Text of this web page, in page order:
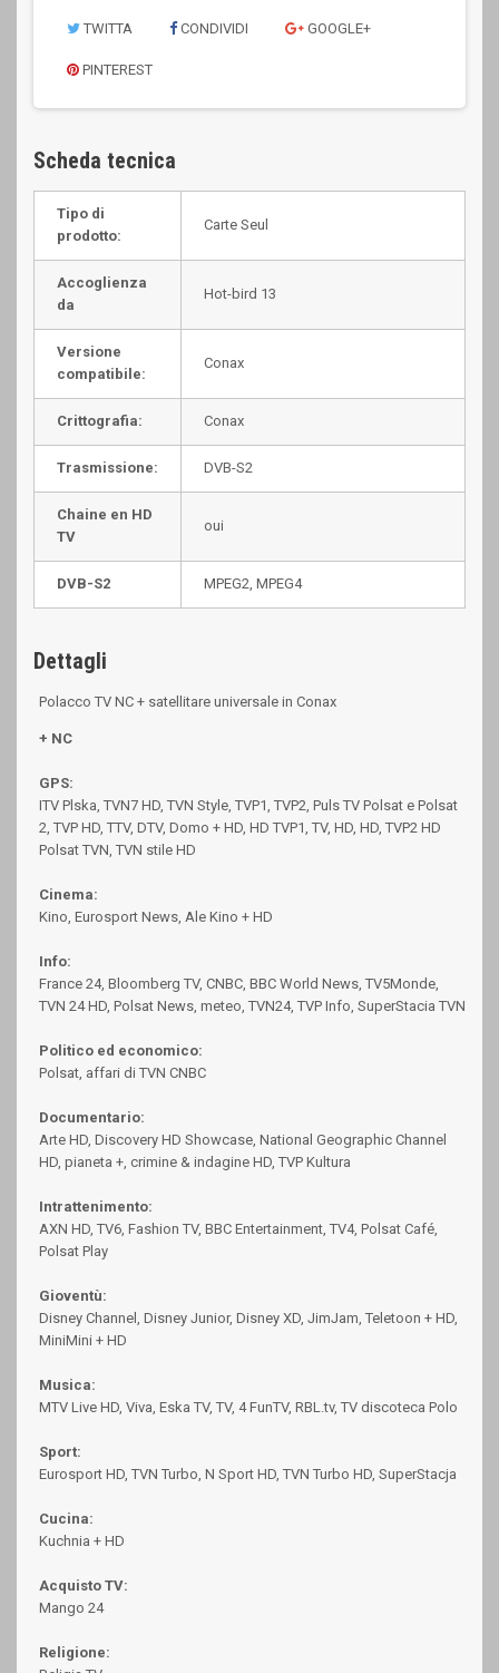
TWITTA CONDIVIDI GOOGLE+
PINTEREST
Scheda tecnica
Tipo di
prodotto:
Carte Seul
Accoglienza
da
Hot-bird 13
Versione
compatibile:
Conax
Crittografia: Conax
Trasmissione: DVB-S2
Chaine en HD
TV
oui
DVB-S2 MPEG2, MPEG4
Dettagli
Polacco TV NC + satellitare universale in Conax
+ NC
GPS:
ITV Plska, TVN7 HD, TVN Style, TVP1, TVP2, Puls TV Polsat e Polsat
2, TVP HD, TTV, DTV, Domo + HD, HD TVP1, TV, HD, HD, TVP2 HD
Polsat TVN, TVN stile HD
Cinema:
Kino, Eurosport News, Ale Kino + HD
Info:
France 24, Bloomberg TV, CNBC, BBC World News, TV5Monde,
TVN 24 HD, Polsat News, meteo, TVN24, TVP Info, SuperStacia TVN
Politico ed economico:
Polsat, affari di TVN CNBC
Documentario:
Arte HD, Discovery HD Showcase, National Geographic Channel
HD, pianeta +, crimine & indagine HD, TVP Kultura
Intrattenimento:
AXN HD, TV6, Fashion TV, BBC Entertainment, TV4, Polsat Café,
Polsat Play
Gioventù:
Disney Channel, Disney Junior, Disney XD, JimJam, Teletoon + HD,
MiniMini + HD
Musica:
MTV Live HD, Viva, Eska TV, TV, 4 FunTV, RBL.tv, TV discoteca Polo
Sport:
Eurosport HD, TVN Turbo, N Sport HD, TVN Turbo HD, SuperStacja
Cucina:
Kuchnia + HD
Acquisto TV:
Mango 24
Religione: